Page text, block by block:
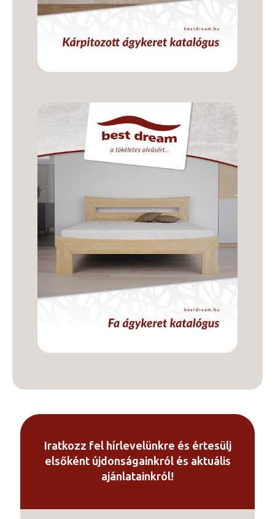
Iratkozz fel hírlevelünkre és értesülj
elsőként újdonságainkról és aktuális
ajánlatainkról!